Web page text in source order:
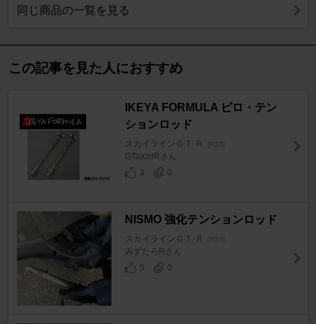
同じ商品の一覧を見る
この記事を見た人におすすめ
IKEYA FORMULA ピロ・テン
ションロッド
スカイラインＧＴ‐Ｒ [R33]
GTaichiRさん
3
0
NISMO 強化テンションロッド
スカイラインＧＴ‐Ｒ [R33]
みずたろRさん
5
0